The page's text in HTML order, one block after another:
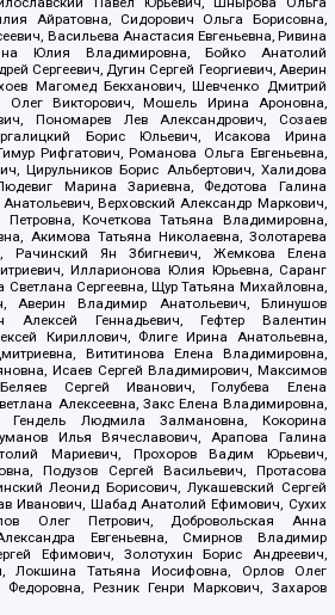
Айратовна, Сидорович Ольга Борисовна,
Васильева Анастасия Евгеньевна, Ривина
Юлия Владимировна, Бойко Анатолий
Сергеевич, Дугин Сергей Георгиевич, Аверин
Магомед Бекханович, Шевченко Дмитрий
Олег Викторович, Мошель Ирина Ароновна,
Пономарев Лев Александрович, Созаев
Борис Юльевич, Исакова Ирина
Рифгатович, Романова Ольга Евгеньевна,
Цирульников Борис Альбертович, Халидова
Марина Зариевна, Федотова Галина
Верховский Александр Маркович,
Кочеткова Татьяна Владимировна,
Акимова Татьяна Николаевна, Золотарева
Рачинский Ян Збигневич, Жемкова Елена
Илларионова Юлия Юрьевна, Саранг
Светлана Сергеевна, Щур Татьяна Михайловна,
Аверин Владимир Анатольевич, Блинушов
Геннадьевич, Гефтер Валентин
Кириллович, Флиге Ирина Анатольевна,
Вититинова Елена Владимировна,
Исаев Сергей Владимирович, Максимов
Сергей Иванович, Голубева Елена
Алексеевна, Закс Елена Владимировна,
Гендель Людмила Залмановна, Кокорина
Илья Вячеславович, Арапова Галина
Мариевич, Прохоров Вадим Юрьевич,
Подузов Сергей Васильевич, Протасова
Леонид Борисович, Лукашевский Сергей
Иванович, Шабад Анатолий Ефимович, Сухих
Олег Петрович, Добровольская Анна
Евгеньевна, Смирнов Владимир
Ефимович, Золотухин Борис Андреевич,
Локшина Татьяна Иосифовна, Орлов Олег
Резник Генри Маркович, Захаров